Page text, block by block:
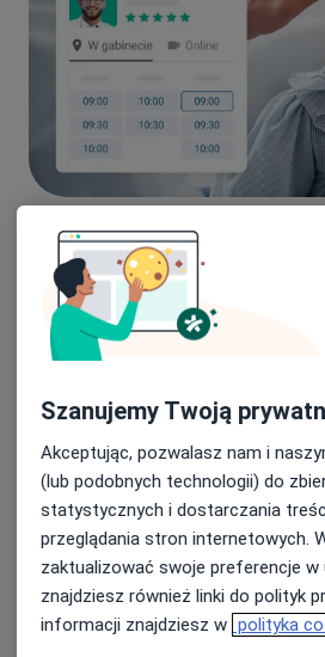
Pokaż swój gabinet w sieci,
budującemu zaufanie,
Nie trać wizyt, które pacjenci
Zabezpiecz swój przychód dzięki
Postaw na relacje – buduj
komunikacji w wygodnym
Chroń poufne informacje dzięki
Szanujemy Twoją
Akceptując, pozwalasz nam i
(lub podobnych technologii) do
statystycznych i dostarczania
przeglądania stron internetowych.
zaktualizować swoje preferencje
znajdziesz również linki do polityk
informacji znajdziesz w polityka